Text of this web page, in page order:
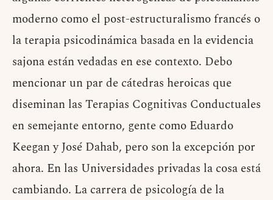
moderno como el post-estructuralismo francés o
la terapia psicodinámica basada en la evidencia
sajona están vedadas en ese contexto. Debo
mencionar un par de cátedras heroicas que
diseminan las Terapias Cognitivas Conductuales
en semejante entorno, gente como Eduardo
Keegan y José Dahab, pero son la excepción por
ahora. En las Universidades privadas la cosa está
cambiando. La carrera de psicología de la